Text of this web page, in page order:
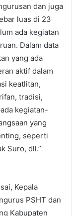
dan juga
luas di 23
ada kegiatan
Dalam data
yang ada
aktif dalam
keatlitan,
tradisi,
kegiatan-
yang
seperti
Suro, dll.”
Kepala
PSHT dan
Kabupaten